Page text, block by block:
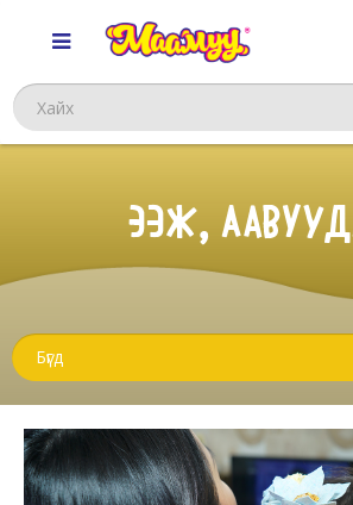
Хайх
ЭЭЖ,